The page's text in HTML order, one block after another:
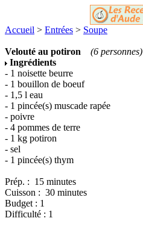
Accueil > Entrées > Soupe
Velouté au potiron
(6 personnes)
Ingrédients
- 1 noisette beurre
- 1 bouillon de boeuf
- 1,5 l eau
- 1 pincée(s) muscade rapée
- poivre
- 4 pommes de terre
- 1 kg potiron
- sel
- 1 pincée(s) thym
Prép. : 15 minutes
Cuisson : 30 minutes
Budget : 1
Difficulté : 1